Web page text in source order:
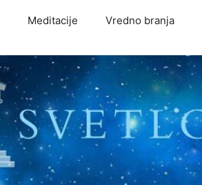
Meditacije Vredno branja